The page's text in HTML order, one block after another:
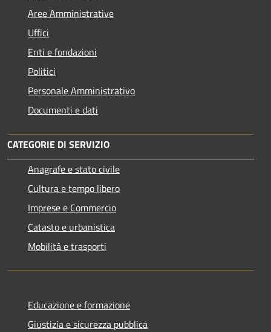
Aree Amministrative
Uffici
Enti e fondazioni
Politici
Personale Amministrativo
Documenti e dati
CATEGORIE DI SERVIZIO
Anagrafe e stato civile
Cultura e tempo libero
Imprese e Commercio
Catasto e urbanistica
Mobilità e trasporti
Educazione e formazione
Giustizia e sicurezza pubblica